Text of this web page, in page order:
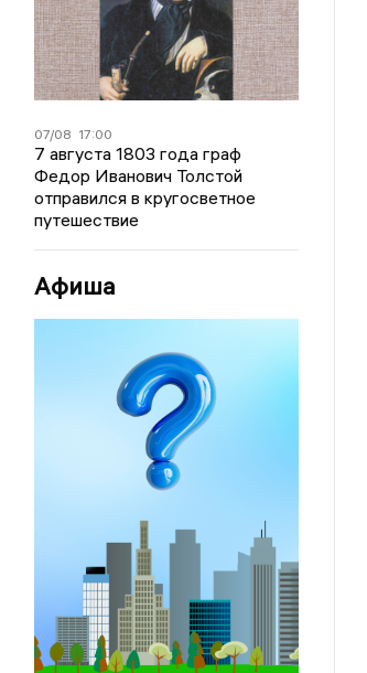
07/08 17:00
7 августа 1803 года граф
Федор Иванович Толстой
отправился в кругосветное
путешествие
Афиша